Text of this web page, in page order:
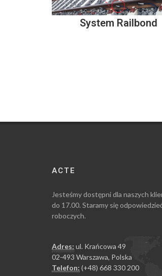
System Railbond
ACTE
Jesteśmy dostępni dla naszych
do 17.00. Staramy się
roboczych.
Adres: ul. Krańcowa 49
02-493 Warszawa, Polska
Telefon: (+48) 668 330 200